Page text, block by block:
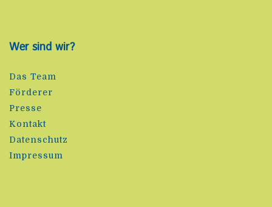
Wer sind wir?
Das Team
Förderer
Presse
Kontakt
Datenschutz
Impressum